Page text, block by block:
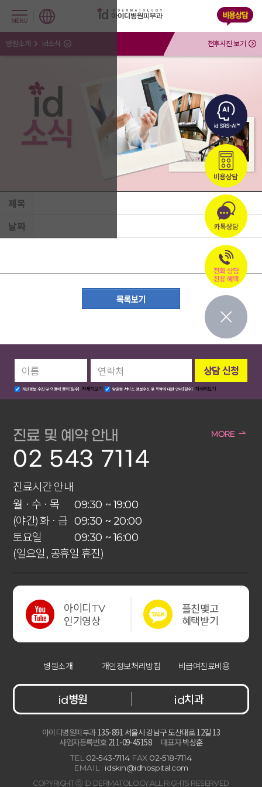
병원소개 id소식 전후사진 보기
제목
날짜
개인정보 수집 및 이용에 동의[필수] 자세히보기 맞춤형 서비스 정보수신 및 위탁에 대한 안내[필수] 자세히보기
진료 및 예약 안내 MORE
02 543 7114
진료시간 안내
월 · 수 · 목
09:30 ~ 19:00
(야간) 화 · 금 09:30 ~ 20:00
토요일 09:30 ~ 16:00
(일요일, 공휴일 휴진)
아이디TV
인기영상
플친맺고
혜택받기
병원소개 개인정보처리방침 비급여진료비용
id병원 id치과
아이디병원피부과135-891 서울시 강남구 도산대로 12길 13
사업자등록번호 211-09-45158 대표자박상훈
TEL 02-543-7114 FAX 02-518-7114
EMAIL : idskin@idhospital.com
COPYRIGHT ⓒ ID DERMATOLOGY.ALL RIGHTS RESERVED